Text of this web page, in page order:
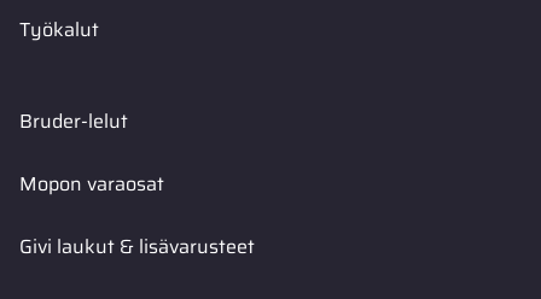
Työkalut
Bruder-lelut
Mopon varaosat
Givi laukut & lisävarusteet